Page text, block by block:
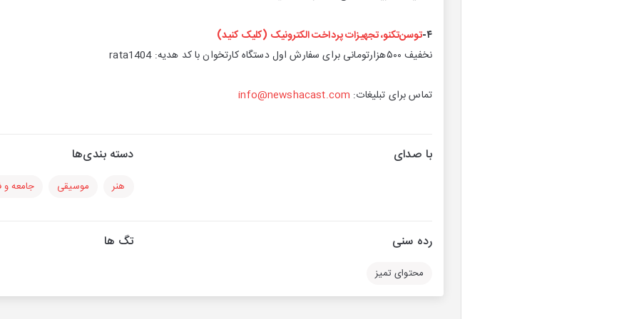
۴-‎ توسن‌تکنو، تجهیزات پرداخت الکترونیک (کلیک کنید)
نخفیف ۵۰۰هزارتومانی برای سفارش اول دستگاه کارتخوان با کد هدیه: rata1404
تماس برای تبلیغات: info@newshacast.com
با صدای دسته بندی‌ها
هنر موسیقی جامعه
رده سنی
محتوای تمیز
تگ ها